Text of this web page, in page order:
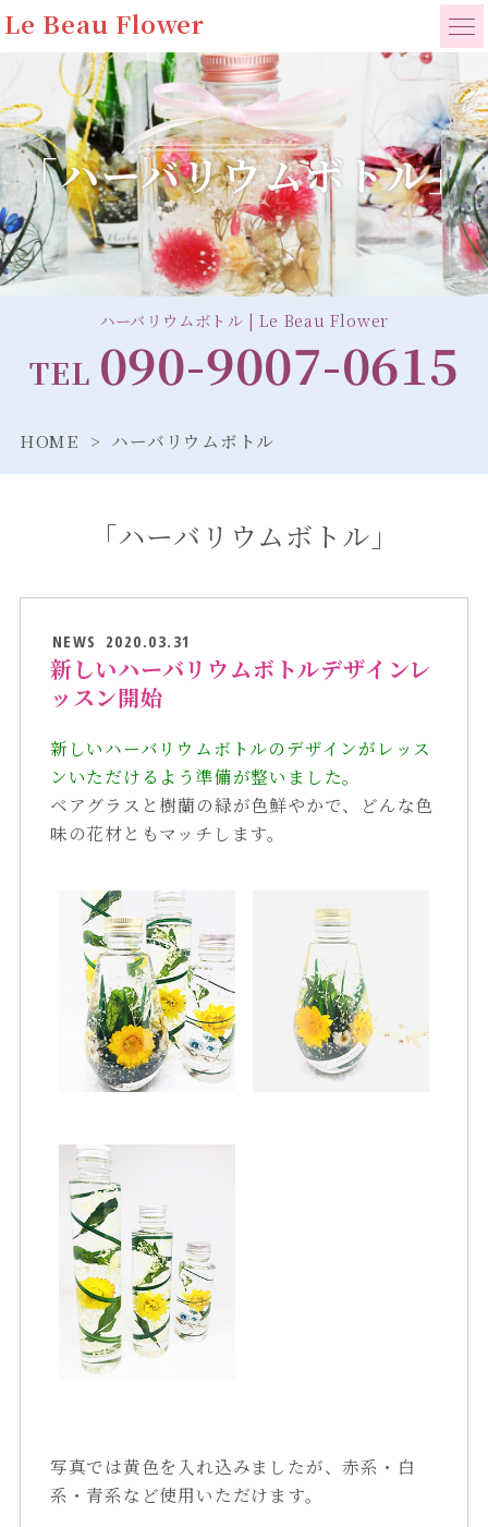
Le Beau Flower
「ハーバリウムボトル」
ハーバリウムボトル | Le Beau Flower
TEL 090-9007-0615
HOME ハーバリウムボトル
「ハーバリウムボトル」
NEWS 2020.03.31
新しいハーバリウムボトルデザインレ
ッスン開始
新しいハーバリウムボトルのデザインがレッス
ンいただけるよう準備が整いました。
ベアグラスと樹蘭の緑が色鮮やかで、どんな色
味の花材ともマッチします。
写真では黄色を入れ込みましたが、赤系・白
系・青系など使用いただけます。